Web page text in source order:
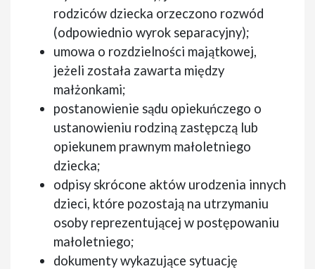
rodziców dziecka orzeczono rozwód
(odpowiednio wyrok separacyjny);
umowa o rozdzielności majątkowej,
jeżeli została zawarta między
małżonkami;
postanowienie sądu opiekuńczego o
ustanowieniu rodziną zastępczą lub
opiekunem prawnym małoletniego
dziecka;
odpisy skrócone aktów urodzenia innych
dzieci, które pozostają na utrzymaniu
osoby reprezentującej w postępowaniu
małoletniego;
dokumenty wykazujące sytuację